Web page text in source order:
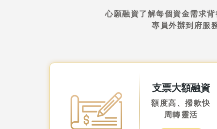
心願融資了解每個資金需求
專員外辦到府服
支票大額融資
額度高、撥款快
周轉靈活